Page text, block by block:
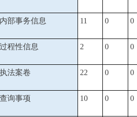
部事务信息 11 0 0
程性信息 2 0 0
法案卷 22 0 0
询事项 10 0 0